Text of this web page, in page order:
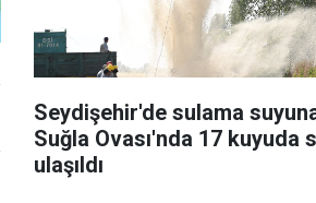
Seydişehir'de sulama
Suğla Ovası'nda 17 kuyuda
ulaşıldı